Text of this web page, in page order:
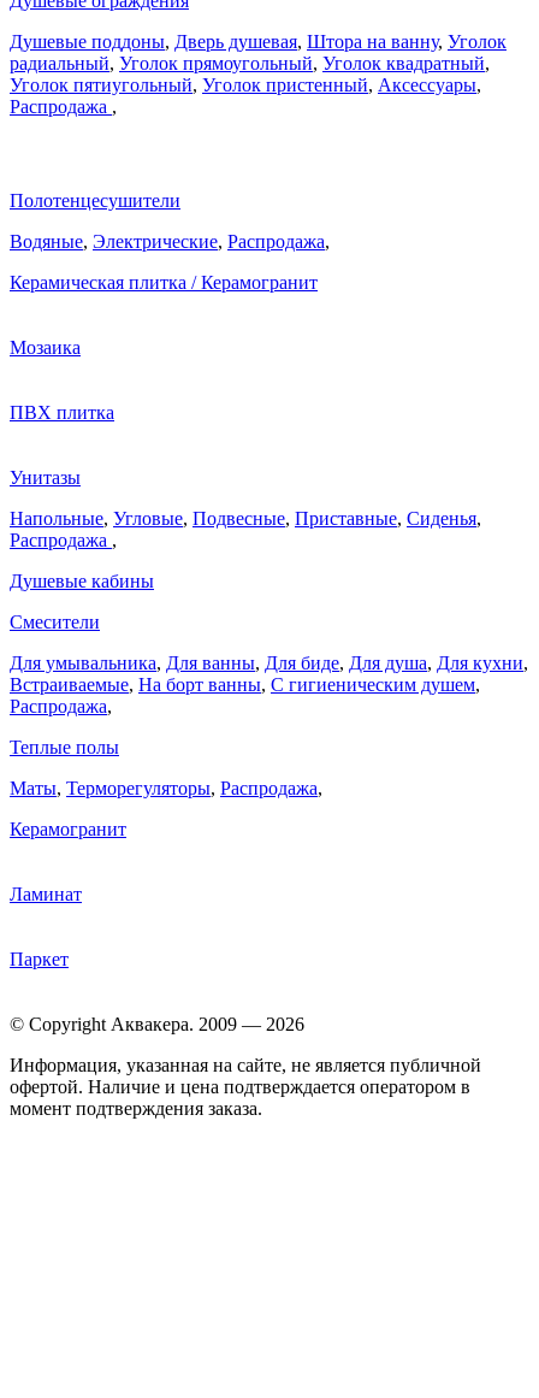
Душевые поддоны, Дверь душевая, Штора на ванну, Уголок
радиальный, Уголок прямоугольный, Уголок квадратный,
Уголок пятиугольный, Уголок пристенный, Аксессуары,
Распродажа ,
Полотенцесушители
Водяные, Электрические, Распродажа,
Керамическая плитка / Керамогранит
Мозаика
ПВХ плитка
Унитазы
Напольные, Угловые, Подвесные, Приставные, Сиденья,
Распродажа ,
Душевые кабины
Смесители
Для умывальника, Для ванны, Для биде, Для душа, Для кухни,
Встраиваемые, На борт ванны, C гигиеническим душем,
Распродажа,
Теплые полы
Маты, Терморегуляторы, Распродажа,
Керамогранит
Ламинат
Паркет
© Copyright Аквакера. 2009 — 2026
Информация, указанная на сайте, не является публичной
офертой. Наличие и цена подтверждается оператором в
момент подтверждения заказа.